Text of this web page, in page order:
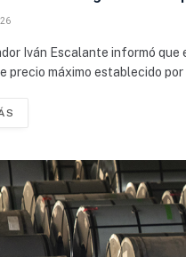
Iván Escalante informó
precio máximo establecido